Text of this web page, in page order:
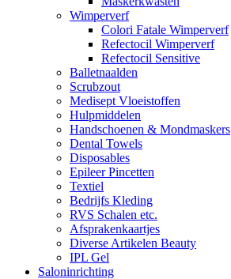
Wimperverf
Colori Fatale Wimperverf
Refectocil Wimperverf
Refectocil Sensitive
Balletnaalden
Scrubzout
Medisept Vloeistoffen
Hulpmiddelen
Handschoenen & Mondmaskers
Dental Towels
Disposables
Epileer Pincetten
Textiel
Bedrijfs Kleding
RVS Schalen etc.
Afsprakenkaartjes
Diverse Artikelen Beauty
IPL Gel
Saloninrichting